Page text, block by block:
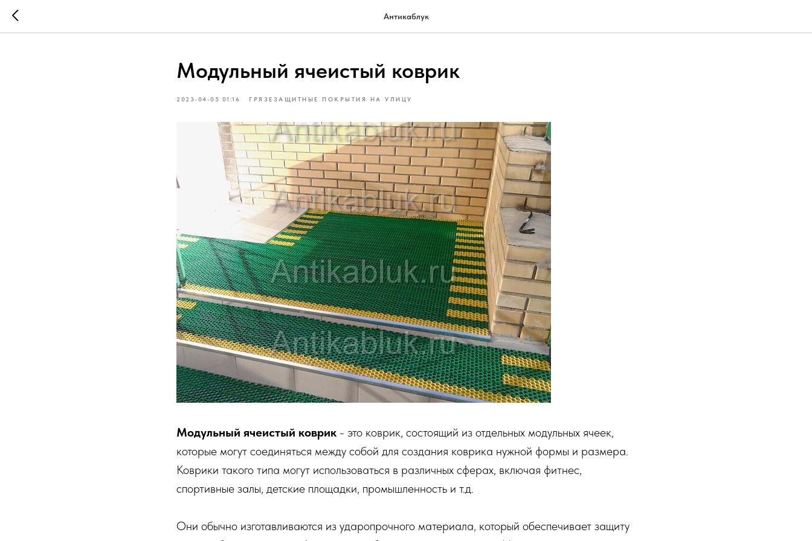
Антикаблук
Модульный ячеистый коврик
2023-04-05 01:16 ГРЯЗЕЗАЩИТНЫЕ ПОКРЫТИЯ НА УЛИЦУ
Модульный ячеистый коврик - это коврик, состоящий из отдельных модульных ячеек,
которые могут соединяться между собой для создания коврика нужной формы и размера.
Коврики такого типа могут использоваться в различных сферах, включая фитнес,
спортивные залы, детские площадки, промышленность и т.д.
Они обычно изготавливаются из ударопрочного материала, который обеспечивает защиту